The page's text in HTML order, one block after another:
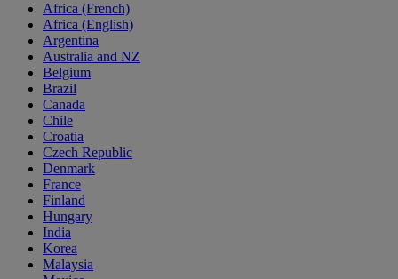
Africa (French)
Africa (English)
Argentina
Australia and NZ
Belgium
Brazil
Canada
Chile
Croatia
Czech Republic
Denmark
France
Finland
Hungary
India
Korea
Malaysia